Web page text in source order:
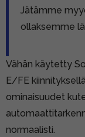
Jätämme
ollaksemme
Vähän käytetty
E/FE
ominaisuudet
normaalisti.